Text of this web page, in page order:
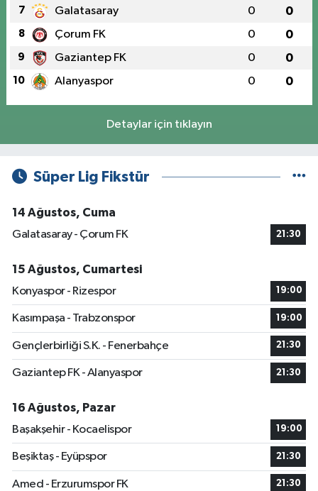
7 Galatasaray 0 0
8 Çorum FK 0 0
9 Gaziantep FK 0 0
10 Alanyaspor 0 0
Detaylar için tıklayın
Süper Lig Fikstür
14 Ağustos, Cuma
Galatasaray - Çorum FK
21:30
15 Ağustos, Cumartesi
Konyaspor - Rizespor
19:00
Kasımpaşa - Trabzonspor 19:00
Gençlerbirliği S.K. - Fenerbahçe 21:30
Gaziantep FK - Alanyaspor 21:30
16 Ağustos, Pazar
Başakşehir - Kocaelispor
19:00
Beşiktaş - Eyüpspor 21:30
Amed - Erzurumspor FK 21:30